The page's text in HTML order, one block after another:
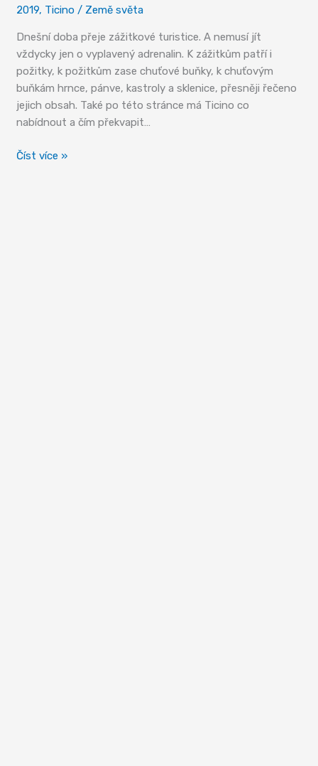
2019, Ticino / Země světa
Dnešní doba přeje zážitkové turistice. A nemusí jít
vždycky jen o vyplavený adrenalin. K zážitkům patří i
požitky, k požitkům zase chuťové buňky, k chuťovým
buňkám hrnce, pánve, kastroly a sklenice, přesněji řečeno
jejich obsah. Také po této stránce má Ticino co
nabídnout a čím překvapit…
Z hrnců
Číst více »